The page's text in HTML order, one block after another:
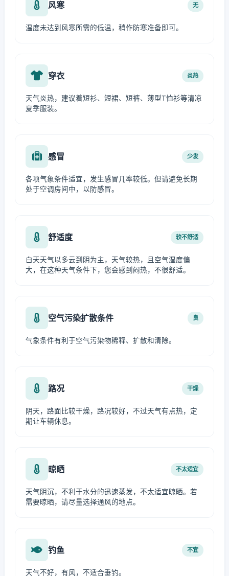
风寒 无
温度未达到风寒所需的低温，稍作防寒准备即可。
穿衣 炎热
天气炎热，建议着短衫、短裙、短裤、薄型T恤衫等清凉
夏季服装。
感冒 少发
各项气象条件适宜，发生感冒几率较低。但请避免长期
处于空调房间中，以防感冒。
舒适度 较不舒适
白天天气以多云到阴为主，天气较热，且空气湿度偏
大，在这种天气条件下，您会感到闷热，不很舒适。
空气污染扩散条件 良
气象条件有利于空气污染物稀释、扩散和清除。
路况 干燥
阴天，路面比较干燥，路况较好，不过天气有点热，定
期让车辆休息。
晾晒 不太适宜
天气阴沉，不利于水分的迅速蒸发，不太适宜晾晒。若
需要晾晒，请尽量选择通风的地点。
钓鱼 不宜
天气不好，有风，不适合垂钓。